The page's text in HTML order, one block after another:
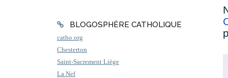
BLOGOSPHÈRE CATHOLIQUE
catho.org
Chesterton
Saint-Sacrement Liège
La Nef